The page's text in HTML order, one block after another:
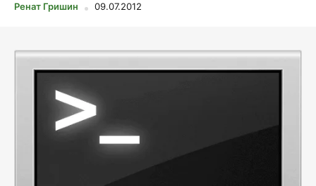
Ренат Гришин 09.07.2012